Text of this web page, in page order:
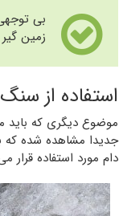
بی
زمین
استفاده از
موضوع دیگری که باید
جدیدا مشاهده شده که
دام مورد استفاده قرار